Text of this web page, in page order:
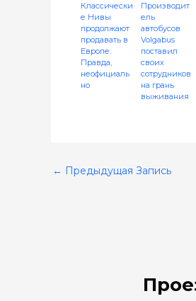
Классически
е Нивы
продолжают
продавать в
Европе.
Правда,
неофициаль
но
Производит
ель
автобусов
Volgabus
поставил
своих
сотрудников
на грань
выживания
← Предыдущая Запись